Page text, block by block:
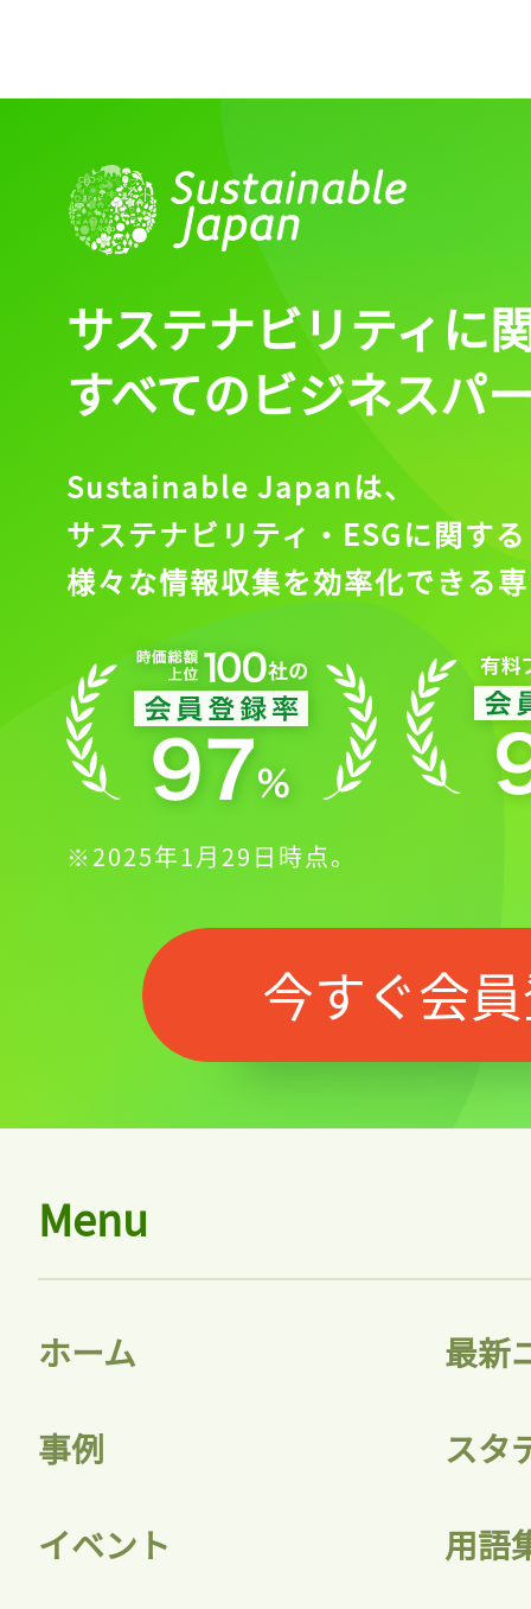
ログインが必
ログイン
会員登録
サステナビリティに
すべてのビジネスパ
Sustainable Japanは、
サステナビリティ・ESGに関する
様々な情報収集を効率化できる
※2025年1月29日時点。
今すぐ会
Menu
ホーム 最新
事例 スタ
イベント 用語